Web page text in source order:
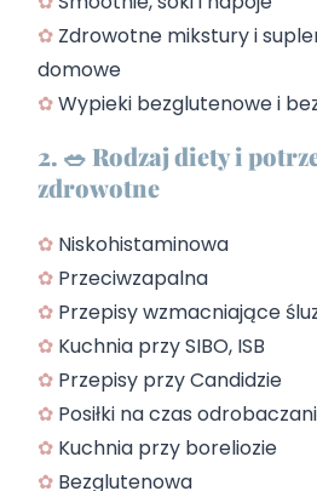
✿ Zdrowotne mikstury i
domowe
✿Wypieki bezglutenowe i
2. 🥗 Rodzaj diety i
zdrowotne
✿ Niskohistaminowa
✿ Przeciwzapalna
✿ Przepisy wzmacniające
✿ Kuchnia przy SIBO, ISB
✿ Przepisy przy Candidzie
✿ Posiłki na czas
✿ Kuchnia przy boreliozie
✿ Bezglutenowa